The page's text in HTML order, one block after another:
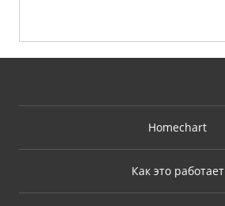
Homechart
Как это работает